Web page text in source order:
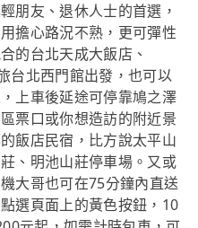
朋友、退休人士的首選，
擔心路況不熟，更可彈性
的台北天成大飯店、
台北西門館出發，也可以
上車後延途可停靠鳩之澤
票口或你想造訪的附近景
飯店民宿，比方說太平山
、明池山莊停車場。又或
大哥也可在75分鐘內直送
選頁面上的黃色按鈕，10